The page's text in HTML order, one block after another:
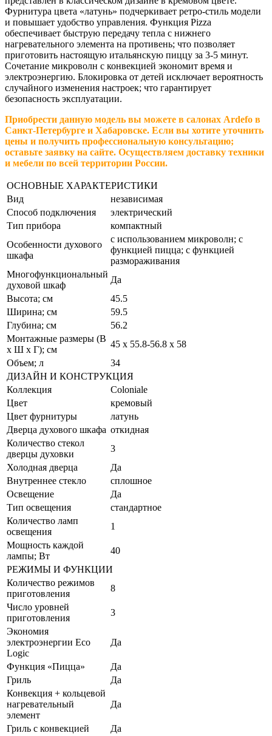
Фурнитура цвета «латунь» подчеркивает ретро-стиль модели
и повышает удобство управления. Функция Pizza
обеспечивает быструю передачу тепла с нижнего
нагревательного элемента на противень; что позволяет
приготовить настоящую итальянскую пиццу за 3-5 минут.
Сочетание микроволн с конвекцией экономит время и
электроэнергию. Блокировка от детей исключает вероятность
случайного изменения настроек; что гарантирует
безопасность эксплуатации.
Приобрести данную модель вы можете в салонах Ardefo в
Санкт-Петербурге и Хабаровске. Если вы хотите уточнить
цены и получить профессиональную консультацию;
оставьте заявку на сайте. Осуществляем доставку техники
и мебели по всей территории России.
ОСНОВНЫЕ ХАРАКТЕРИСТИКИ
Вид
независимая
Способ подключения
электрический
Тип прибора
компактный
Особенности духового
шкафа
с использованием микроволн; с
функцией пицца; с функцией
размораживания
Многофункциональный
духовой шкаф
Да
Высота; см
45.5
Ширина; см
59.5
Глубина; см
56.2
Монтажные размеры (В
х Ш х Г); см
45 х 55.8-56.8 х 58
Объем; л
34
ДИЗАЙН И КОНСТРУКЦИЯ
Коллекция
Coloniale
Цвет
кремовый
Цвет фурнитуры
латунь
Дверца духового шкафа откидная
Количество стекол
дверцы духовки
3
Холодная дверца
Да
Внутреннее стекло
сплошное
Освещение
Да
Тип освещения
стандартное
Количество ламп
освещения
1
Мощность каждой
лампы; Вт
40
РЕЖИМЫ И ФУНКЦИИ
Количество режимов
приготовления
8
Число уровней
приготовления
3
Экономия
электроэнергии Eco
Logic
Да
Функция «Пицца»
Да
Гриль
Да
Конвекция + кольцевой
нагревательный
элемент
Да
Гриль с конвекцией
Да